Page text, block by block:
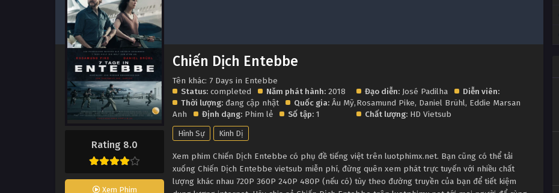
Rating 8.0
Xem Phim
Chiến Dịch Entebbe
Tên khác: 7 Days in Entebbe
Status: completed Năm phát hành: 2018
Thời lượng: đang cập nhật Quốc gia: Âu Mỹ,
Anh
Định dạng: Phim lẻ Số tập: 1
Đạo diễn: José Padilha
Diễn viên:
Rosamund Pike, Daniel Brühl, Eddie Marsan
Chất lượng: HD Vietsub
Hình Sự Kinh Dị
Xem phim Chiến Dịch Entebbe có phụ đề tiếng việt trên luotphimx.net. Bạn cũng có thể tải
xuống Chiến Dịch Entebbe vietsub miễn phí, đừng quên xem phát trực tuyến với nhiều chất
lượng khác nhau 720P 360P 240P 480P (nếu có) tùy theo đường truyền của bạn để tiết kiệm